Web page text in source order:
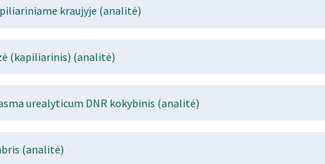
kraujyje (analitė)
(kapiliarinis) (analitė)
urealyticum DNR kokybinis (analitė)
(analitė)